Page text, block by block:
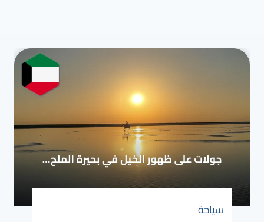
سياحة